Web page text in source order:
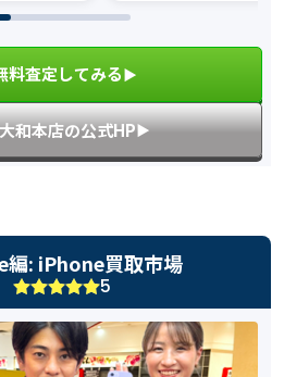
す。
料査定してみる▶︎
和本店の公式HP▶︎
編: iPhone買取市場
5